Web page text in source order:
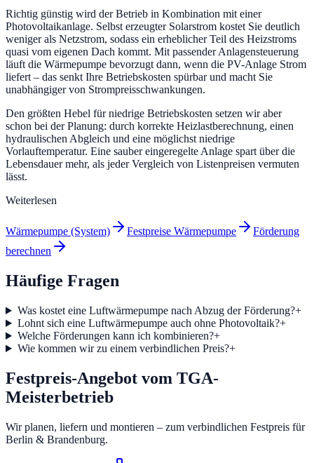
Richtig günstig wird der Betrieb in Kombination mit einer
Photovoltaikanlage. Selbst erzeugter Solarstrom kostet Sie deutlich
weniger als Netzstrom, sodass ein erheblicher Teil des Heizstroms
quasi vom eigenen Dach kommt. Mit passender Anlagensteuerung
läuft die Wärmepumpe bevorzugt dann, wenn die PV-Anlage Strom
liefert – das senkt Ihre Betriebskosten spürbar und macht Sie
unabhängiger von Strompreisschwankungen.
Den größten Hebel für niedrige Betriebskosten setzen wir aber
schon bei der Planung: durch korrekte Heizlastberechnung, einen
hydraulischen Abgleich und eine möglichst niedrige
Vorlauftemperatur. Eine sauber eingeregelte Anlage spart über die
Lebensdauer mehr, als jeder Vergleich von Listenpreisen vermuten
lässt.
Weiterlesen
Wärmepumpe (System) Festpreise Wärmepumpe
Förderung
berechnen
Häufige Fragen
Was kostet eine Luftwärmepumpe nach Abzug der Förderung?+
Lohnt sich eine Luftwärmepumpe auch ohne Photovoltaik?+
Welche Förderungen kann ich kombinieren?+
Wie kommen wir zu einem verbindlichen Preis?+
Festpreis-Angebot vom TGA-
Meisterbetrieb
Wir planen, liefern und montieren – zum verbindlichen Festpreis für
Berlin & Brandenburg.